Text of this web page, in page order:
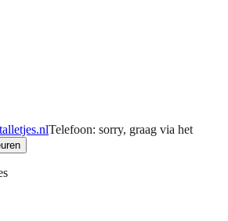
Telefoon: sorry, graag via het